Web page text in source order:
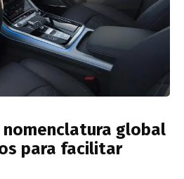
nomenclatura global
para facilitar